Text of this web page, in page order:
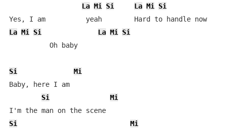
La Mi Si La Mi
Si
Yes, I am          yeah        Hard to handle now
La Mi Si La Mi
Si
          Oh baby
Si
Mi
Baby, here I am
Si
Mi
I'm the man on the scene
Si
Mi